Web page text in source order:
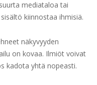
mediataloa tai
kiinnostaa ihmisiä.
näkyvyyden
on kovaa. Ilmiöt voivat
kadota yhtä nopeasti.